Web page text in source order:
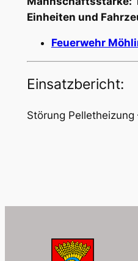
Einheiten und
Feuerwehr
Einsatzbericht:
Störung